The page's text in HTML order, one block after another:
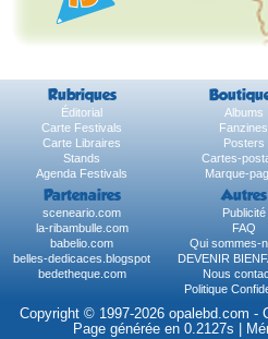
Rubriques
Éditorial Albums
Carte Festivals
Fanzines
Carte Libraires
Posters
Stands
Cartes-
Agenda Festivals
Marque-
Partenaires Autres
sceneario.com Publicité
la-ribambulle.com
FAQ
babelio.com
Qui sommes-
belles-dedicaces.blogspot
DEVENIR
bedetheque.com
Nous
Politique
Copyright © 1997-2026 opalebd.com -
Page générée en 0.2127s |